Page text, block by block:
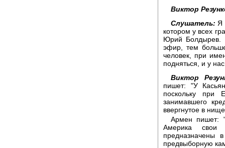
Виктор
Слушатель: Я
котором у всех
Юрий Болдырев.
эфир, тем
человек, при
подняться, и у
Виктор
пишет: "У
поскольку при
занимавшего
ввергнутое в
Армен пишет:
Америка свои
предназначены
предвыборную